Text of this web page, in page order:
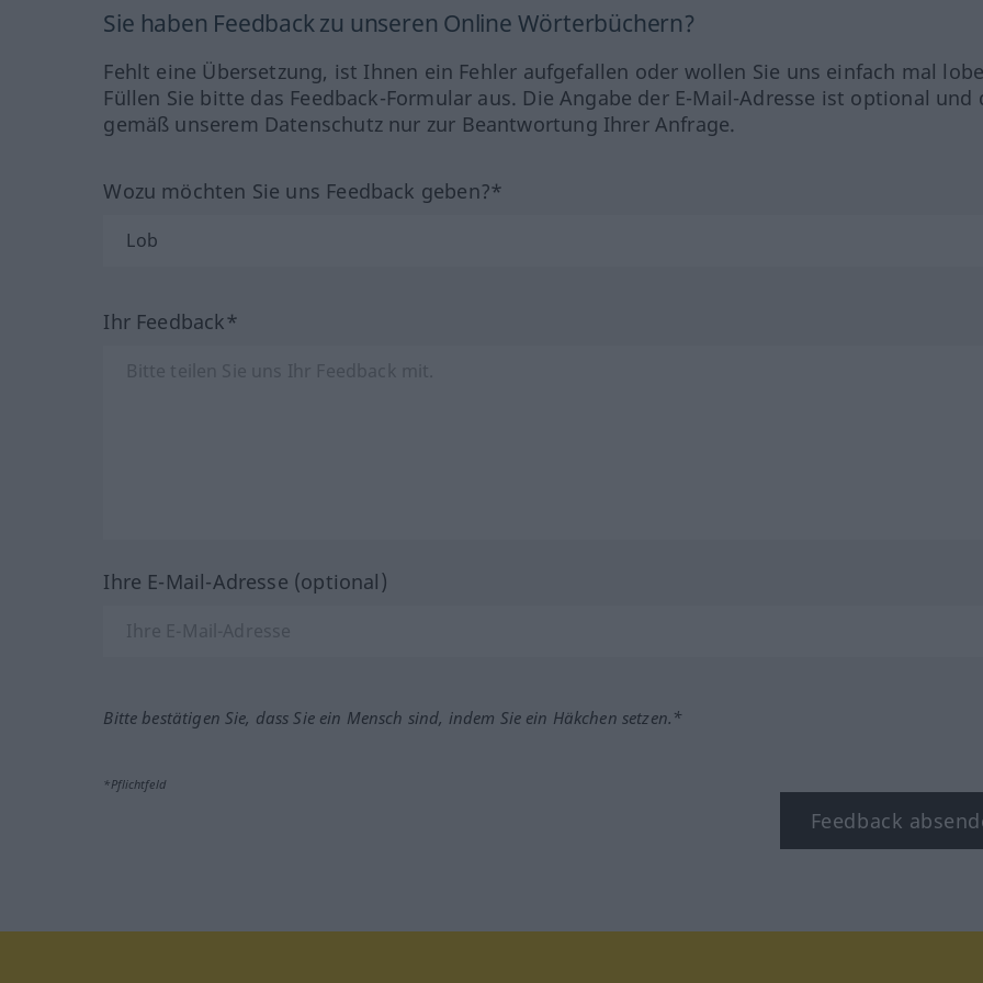
Sie haben Feedback zu unseren Online Wörterbüchern?
Fehlt eine Übersetzung, ist Ihnen ein Fehler aufgefallen oder wollen Sie uns einfach mal
Füllen Sie bitte das Feedback-Formular aus. Die Angabe der E-Mail-Adresse ist optional und
gemäß unserem Datenschutz nur zur Beantwortung Ihrer Anfrage.
Wozu möchten Sie uns Feedback geben?*
Ihr Feedback*
Ihre E-Mail-Adresse (optional)
Bitte bestätigen Sie, dass Sie ein Mensch sind, indem Sie ein Häkchen setzen.*
*Pflichtfeld
Feedback